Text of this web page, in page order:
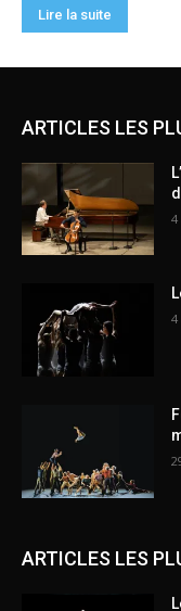
ARTICLES LES
4
4
ARTICLES LES